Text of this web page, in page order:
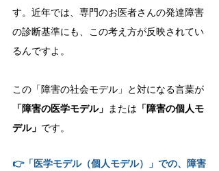
す。近年では、専門のお医者さんの発達障害
の診断基準にも、この考え方が反映されてい
るんですよ。
この「障害の社会モデル」と対になる言葉が
「障害の医学モデル」 または 「障害の個人モ
デル」 です。
👉「医学モデル（個人モデル）」での、障害